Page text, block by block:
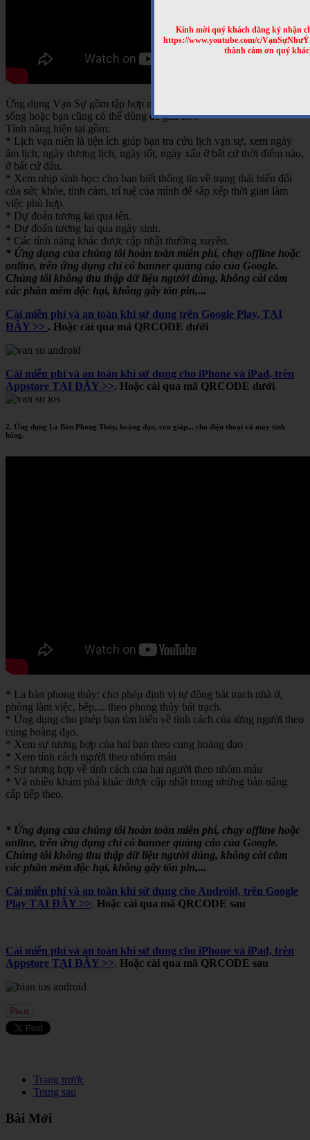
Kính mời quý khách đăng ký nhận
https://www.youtube.com/c/
thành cảm ơn quý
Ứng dụng Vạn Sự gồm tập hợp nhiều tính năng hữu ích cho cuộc
sống hoặc bạn cũng có thể dùng để giải trí...
Tính năng hiện tại gồm:
* Lịch vạn niên là tiện ích giúp bạn tra cứu lịch vạn sự, xem ngày
âm lịch, ngày dương lịch, ngày tốt, ngày xấu ở bất cứ thời điểm nào,
ở bất cứ đâu.
* Xem nhịp sinh học: cho bạn biết thông tin về trạng thái biến đổi
của sức khỏe, tình cảm, trí tuệ của mình để sắp xếp thời gian làm
việc phù hợp.
* Dự đoán tương lai qua tên.
* Dự đoán tương lai qua ngày sinh.
* Các tính năng khác được cập nhật thường xuyên.
* Ứng dụng của chúng tôi hoàn toàn miễn phí, chạy offline hoặc
online, trên ứng dụng chỉ có banner quảng cáo của Google.
Chúng tôi không thu thập dữ liệu người dùng, không cài cắm
các phần mềm độc hại, không gây tốn pin,...
Cài miễn phí và an toàn khi sử dụng trên Google Play, TẠI
ĐÂY >> . Hoặc cài qua mã QRCODE dưới
Cài miễn phí và an toàn khi sử dụng cho iPhone và iPad, trên
Appstore TẠI ĐÂY >>. Hoặc cài qua mã QRCODE dưới
2. Ứng dụng La Bàn Phong Thủy, hoàng đạo, con giáp... cho điện thoại và máy tính
bảng.
* La bàn phong thủy: cho phép định vị tự động bát trạch nhà ở,
phòng làm việc, bếp,... theo phong thủy bát trạch.
* Ứng dụng cho phép bạn tìm hiểu về tính cách của từng người theo
cung hoàng đạo.
* Xem sự tương hợp của hai bạn theo cung hoàng đạo
* Xem tính cách người theo nhóm máu
* Sự tương hợp về tính cách của hai người theo nhóm máu
* Và nhiều khám phá khác được cập nhật trong những bản nâng
cấp tiếp theo.
* Ứng dụng của chúng tôi hoàn toàn miễn phí, chạy offline hoặc
online, trên ứng dụng chỉ có banner quảng cáo của Google.
Chúng tôi không thu thập dữ liệu người dùng, không cài cắm
các phần mềm độc hại, không gây tốn pin,...
Cài miễn phí và an toàn khi sử dụng cho Android, trên Google
Play TẠI ĐÂY >>. Hoặc cài qua mã QRCODE sau
Cài miễn phí và an toàn khi sử dụng cho iPhone và iPad, trên
Appstore TẠI ĐÂY >>. Hoặc cài qua mã QRCODE sau
Trang trước
Trang sau
Bài Mới